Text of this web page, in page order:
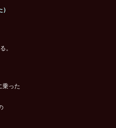
。
乗った